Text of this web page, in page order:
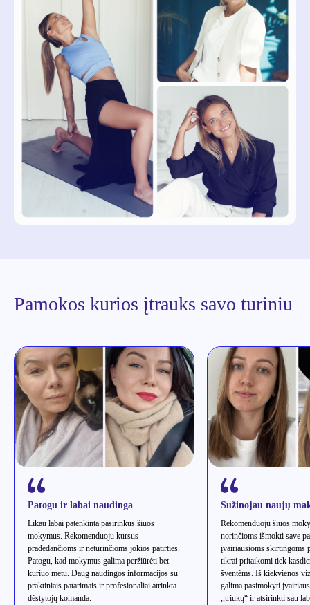
Pamokos kurios įtrauks savo turiniu
Patogu ir labai naudinga
Likau labai patenkinta pasirinkus šiuos
mokymus. Rekomenduoju kursus
pradedančioms ir neturinčioms jokios patirties.
Patogu, kad mokymus galima peržiūrėti bet
kuriuo metu. Daug naudingos informacijos su
praktiniais patarimais ir profesionaliai atrinkta
dėstytojų komanda.
Sužinojau naujų
Rekomenduoju šiuos
norinčioms išmokti save
įvairiausioms skirtingoms
tikrai pritaikomi tiek
šventėms. Iš kiekvienos
galima pasimokyti
,,triukų“ ir atsirinkti sau